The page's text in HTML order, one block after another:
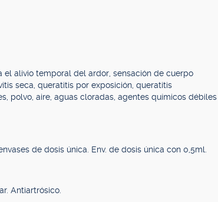
el alivio temporal del ardor, sensación de cuerpo
seca, queratitis por exposición, queratitis
polvo, aire, aguas cloradas, agentes químicos débiles
de dosis única. Env. de dosis única con 0,5ml.
Antiartrósico.